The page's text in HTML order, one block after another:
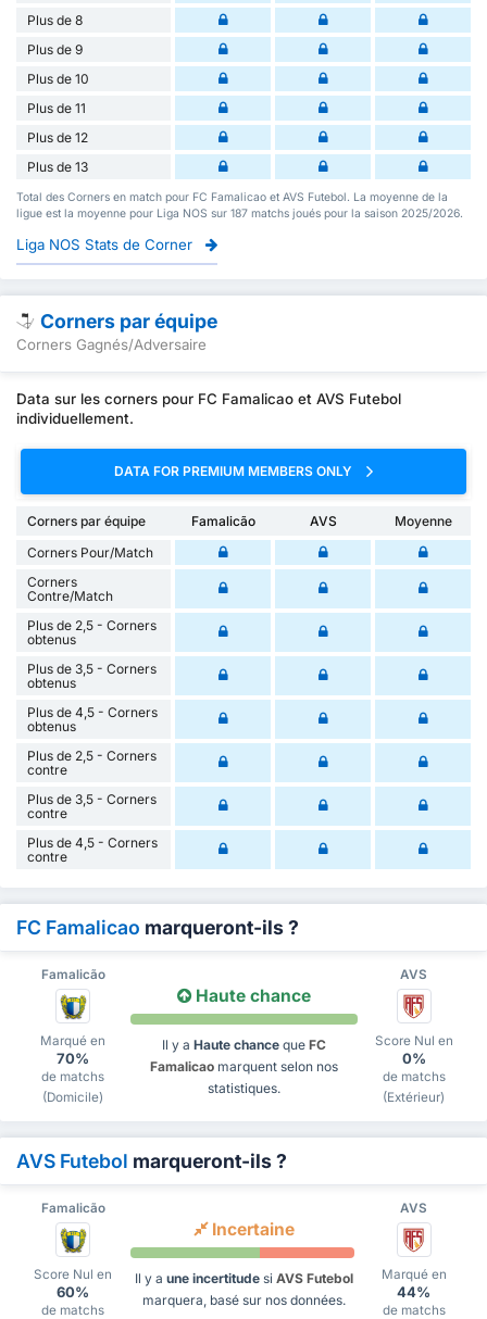
Plus de 8
Plus de 9
Plus de 10
Plus de 11
Plus de 12
Plus de 13
Total des Corners en match pour FC Famalicao et AVS Futebol. La moyenne de la
ligue est la moyenne pour Liga NOS sur 187 matchs joués pour la saison 2025/2026.
Liga NOS Stats de Corner
Corners par équipe
Corners Gagnés/Adversaire
Data sur les corners pour FC Famalicao et AVS Futebol
individuellement.
DATA FOR PREMIUM MEMBERS ONLY
Corners par équipe Famalicão AVS
Moyenne
Corners Pour/Match
Corners
Contre/Match
Plus de 2,5 - Corners
obtenus
Plus de 3,5 - Corners
obtenus
Plus de 4,5 - Corners
obtenus
Plus de 2,5 - Corners
contre
Plus de 3,5 - Corners
contre
Plus de 4,5 - Corners
contre
FC Famalicao marqueront-ils ?
Famalicão AVS
Marqué en
70%
de matchs
(Domicile)
Haute chance
Il y a Haute chanceque FC
Famalicaomarquent selon nos
statistiques.
Score Nul en
0%
de matchs
(Extérieur)
AVS Futebol marqueront-ils ?
Famalicão AVS
Score Nul en
60%
de matchs
Incertaine
Il y a une incertitudesi AVS Futebol
marquera, basé sur nos données.
Marqué en
44%
de matchs